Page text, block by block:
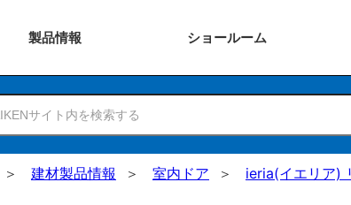
製品情報 ショールーム
建材製品情報 室内ドア
ieria(イエリア)